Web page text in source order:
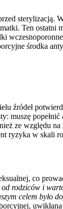
Ten ostatni
środka
źródeł
ze względu
ryzyka w
co
rodziców i
celem